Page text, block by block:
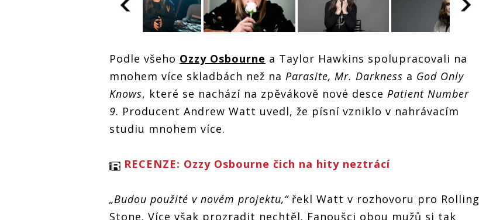
Ozzy Osbourne
pracuje na
novém projektu,
nahrané s
Taylorem
Hawkinsem
pracuje na
vydá skladby
nahrané s
Taylorem
Hawkinsem
pracuje na
novém projektu,
vydá skladby
nahrané s
Taylorem
Hawkinsem
Podle všeho Ozzy Osbourne a Taylor Hawkins spolupracovali na
mnohem více skladbách než na Parasite, Mr. Darkness a God Only
Knows, které se nachází na zpěvákově nové desce Patient Number
9. Producent Andrew Watt uvedl, že písní vzniklo v nahrávacím
studiu mnohem více.
RECENZE: Ozzy Osbourne čich na hity neztrácí
„Budou použité v novém projektu,“řekl Watt v rozhovoru pro Rolling
Stone. Více však prozradit nechtěl. Fanoušci obou mužů si tak